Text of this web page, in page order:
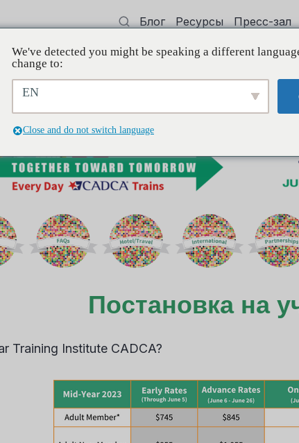
Блог Ресурсы Пресс-зал
квалификации Поддерживать
Постановка на
Training Institute CADCA?
We've detected you might be speaking a different
change to:
EN
Close and do not switch language